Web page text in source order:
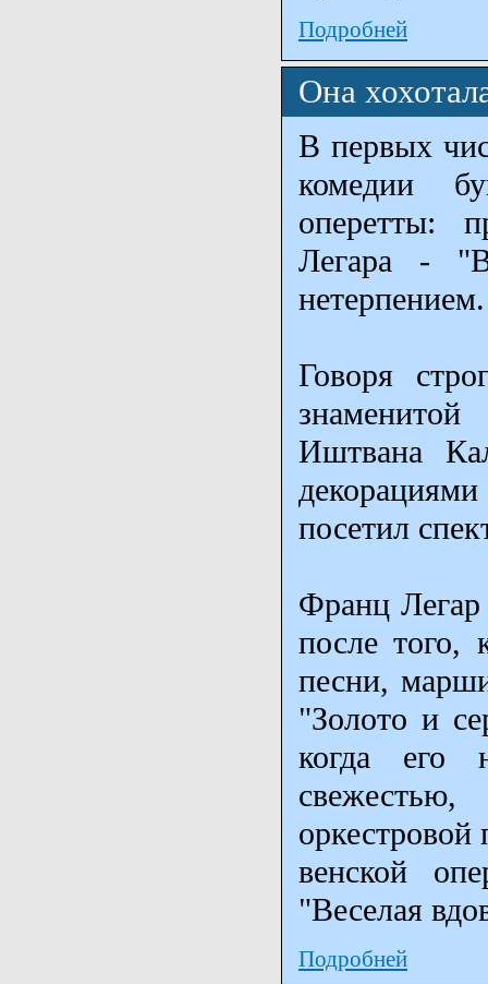
Подробней
Она
В первых
комедии
оперетты:
Легара -
Говоря
Иштвана
посетил
Франц Легар
после того,
песни,
"Золото и
когда его
венской
"Веселая
Подробней